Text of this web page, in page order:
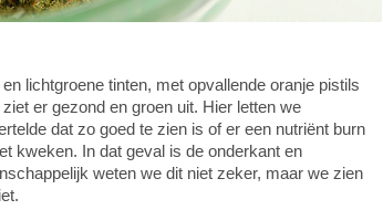
lichtgroene tinten, met opvallende oranje pistils
er gezond en groen uit. Hier letten we
dat zo goed te zien is of er een nutriënt burn
kweken. In dat geval is de onderkant en
weten we dit niet zeker, maar we zien